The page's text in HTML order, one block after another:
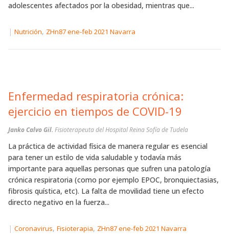
adolescentes afectados por la obesidad, mientras que...
| Nutrición, ZHn87 ene-feb 2021 Navarra
Enfermedad respiratoria crónica:
ejercicio en tiempos de COVID-19
Janko Calvo Gil. Fisioterapeuta del Hospital Reina Sofía de Tudela
La práctica de actividad física de manera regular es esencial
para tener un estilo de vida saludable y todavía más
importante para aquellas personas que sufren una patología
crónica respiratoria (como por ejemplo EPOC, bronquiectasias,
fibrosis quística, etc). La falta de movilidad tiene un efecto
directo negativo en la fuerza...
| Coronavirus, Fisioterapia, ZHn87 ene-feb 2021 Navarra